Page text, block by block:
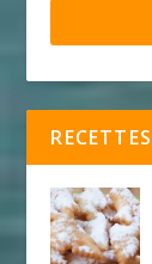
RECETTES